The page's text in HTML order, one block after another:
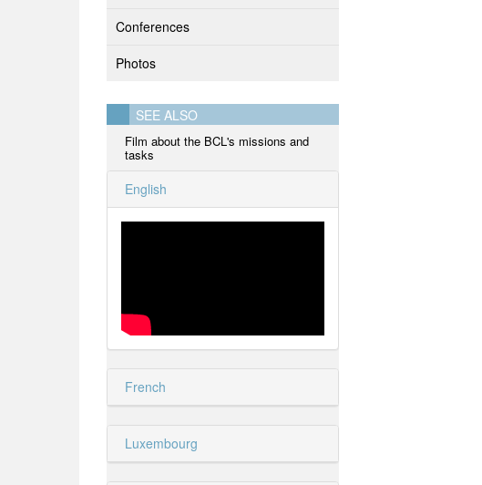
Conferences
Photos
SEE ALSO
Film about the BCL's missions and
tasks
English
French
Luxembourg